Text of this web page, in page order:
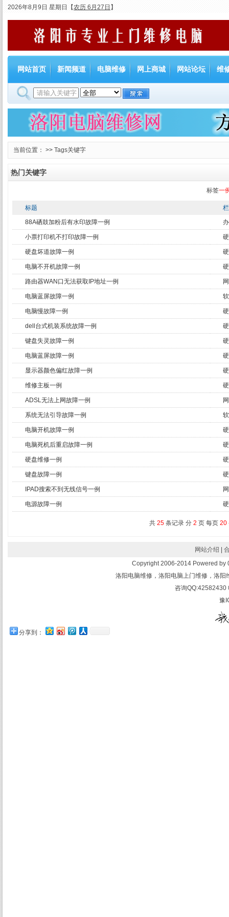
2026年8月9日 星期日 【农历 6月27日 】
网站首页 新闻频道 电脑维修 网上商城 网站论坛 维
当前位置： >> Tags关键字
热门关键字
标签一
标题
88A硒鼓加粉后有水印故障一例
小票打印机不打印故障一例
硬盘坏道故障一例
电脑不开机故障一例
路由器WAN口无法获取IP地址一例
电脑蓝屏故障一例
电脑慢故障一例
dell台式机装系统故障一例
键盘失灵故障一例
电脑蓝屏故障一例
显示器颜色偏红故障一例
维修主板一例
ADSL无法上网故障一例
系统无法引导故障一例
电脑开机故障一例
电脑死机后重启故障一例
硬盘维修一例
键盘故障一例
IPAD搜索不到无线信号一例
电源故障一例
共 25 条记录 分 2 页 每页 20
网站介绍
Copyright 2006-2014 Powered by
洛阳电脑维修，洛阳电脑上门维修，洛
咨询
豫
分享到：